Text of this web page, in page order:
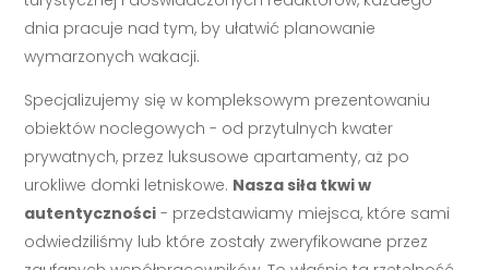
dnia pracuje nad tym, by ułatwić planowanie
wymarzonych wakacji.
Specjalizujemy się w kompleksowym prezentowaniu
obiektów noclegowych - od przytulnych kwater
prywatnych, przez luksusowe apartamenty, aż po
urokliwe domki letniskowe. Nasza siła tkwi w
autentyczności - przedstawiamy miejsca, które sami
odwiedziliśmy lub które zostały zweryfikowane przez